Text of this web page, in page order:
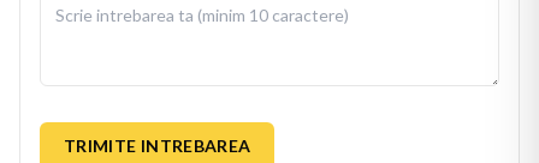
TRIMITE INTREBAREA